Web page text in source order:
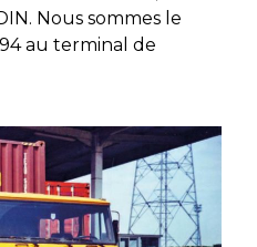
Nous sommes le
au terminal de